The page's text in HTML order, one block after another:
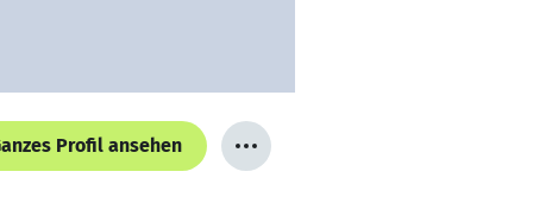
Profil ansehen